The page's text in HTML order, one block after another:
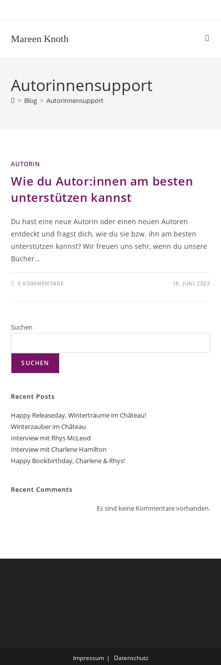
Mareen Knoth
Autorinnensupport
> Blog > Autorinnensupport
AUTORIN
Wie du Autor:innen am besten
unterstützen kannst
Du hast eine neue Autorin oder einen neuen Autoren
entdeckt und fragst dich, wie du sie bzw. ihn am besten
unterstützen kannst? Wir freuen uns sehr, wenn du unsere
Bücher…
0 KOMMENTARE 18. JUNI 2023
Suchen
SUCHEN
Recent Posts
Happy Releaseday, Winterträume im Château!
Winterzauber im Château
Interview mit Rhys McLeod
Interview mit Charlene Hamilton
Happy Bookbirthday, Charlene & Rhys!
Recent Comments
Es sind keine Kommentare vorhanden.
Impressum Datenschutz